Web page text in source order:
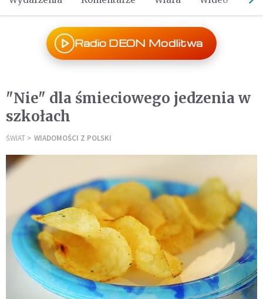
Radio DEON Modlitwa
"Nie" dla śmieciowego jedzenia w
szkołach
ŚWIAT WIADOMOŚCI Z POLSKI